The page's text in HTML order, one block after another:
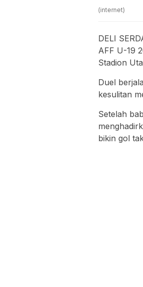
(internet)
DELI
AFF U-19
Stadion
Duel
kesulitan
Setelah
bikin gol